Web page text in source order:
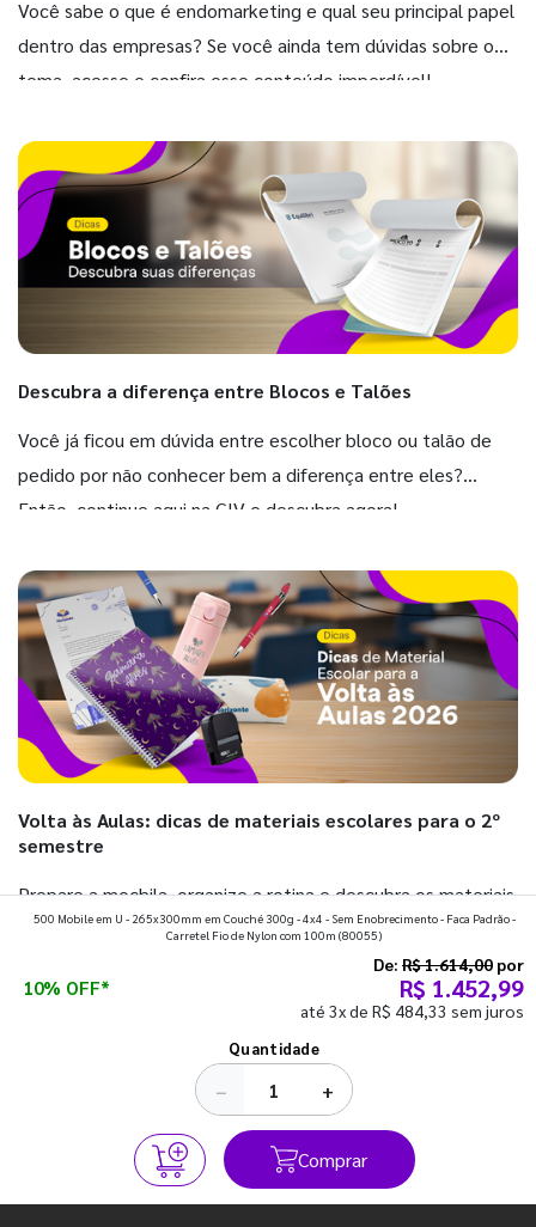
Você sabe o que é endomarketing e qual seu principal papel
dentro das empresas? Se você ainda tem dúvidas sobre o
tema, acesse e confira esse conteúdo imperdível!
Descubra a diferença entre Blocos e Talões
Você já ficou em dúvida entre escolher bloco ou talão de
pedido por não conhecer bem a diferença entre eles?
Então, continue aqui na GIV e descubra agora!
Volta às Aulas: dicas de materiais escolares para o 2º
semestre
Prepare a mochila, organize a rotina e descubra os materiais
que fazem toda diferença para começar o segundo
500 Mobile em U - 265x300mm em Couché 300g - 4x4 - Sem Enobrecimento - Faca Padrão -
Carretel Fio de Nylon com 100m (80055)
10% OFF*
De: R$ 1.614,00 por
R$ 1.452,99
até 3x de R$ 484,33 sem juros
Quantidade
− +
Comprar